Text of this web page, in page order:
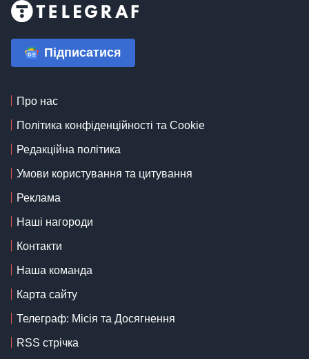
Підписатися
Про нас
Політика конфіденційності та Cookie
Редакційна політика
Умови користування та цитування
Реклама
Наші нагороди
Контакти
Наша команда
Карта сайту
Телеграф: Місія та Досягнення
RSS стрічка